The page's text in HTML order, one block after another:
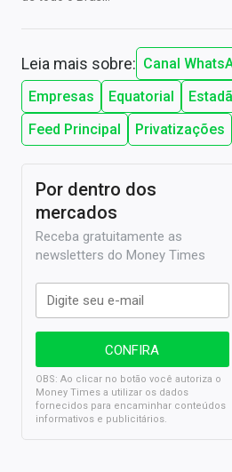
Leia mais sobre: Canal
Empresas
Equatorial
Feed Principal
Privatizações
Por dentro dos
mercados
Receba gratuitamente as
newsletters do Money Times
OBS: Ao clicar no botão você autoriza o
Money Times a utilizar os dados
fornecidos para encaminhar conteúdos
informativos e publicitários.